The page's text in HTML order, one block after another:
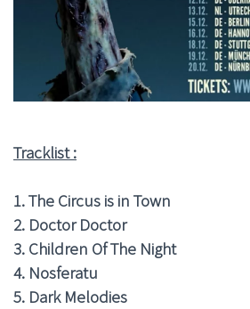
Tracklist :
1. The Circus is in Town
2. Doctor Doctor
3. Children Of The Night
4. Nosferatu
5. Dark Melodies